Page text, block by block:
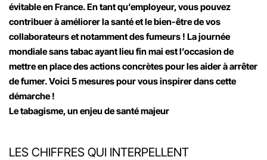
évitable en France. En tant qu’employeur, vous pouvez
contribuer à améliorer la santé et le bien-être de vos
collaborateurs et notamment des fumeurs ! La journée
mondiale sans tabac ayant lieu fin mai est l’occasion de
mettre en place des actions concrètes pour les aider à arrêter
de fumer. Voici 5 mesures pour vous inspirer dans cette
démarche !
Le tabagisme, un enjeu de santé majeur
LES CHIFFRES QUI INTERPELLENT